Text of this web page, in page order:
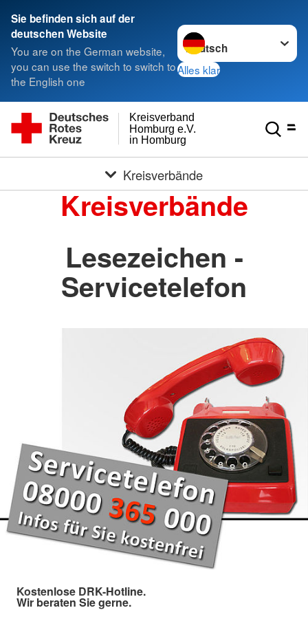
Sie befinden sich auf der
deutschen Website
You are on the German website,
you can use the switch to switch to
the English one
Sprache wechseln zu
Alles klar
in Homburg
Homburg e.V.
Kreisverband
Kreisverbände
Kreisverbände
Lesezeichen -
Servicetelefon
Kostenlose DRK-Hotline.
Wir beraten Sie gerne.